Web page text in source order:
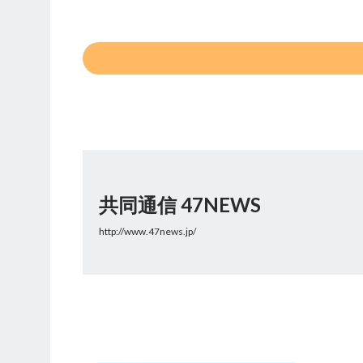
共同通信 47NEWS
http://www.47news.jp/